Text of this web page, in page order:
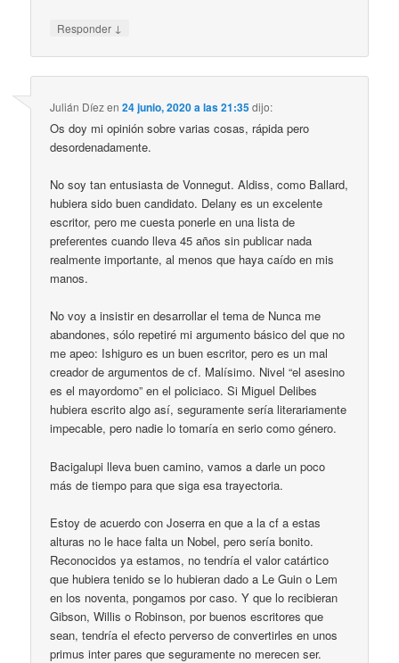
Responder ↓
Julián Díezen24 junio, 2020 a las 21:35dijo:
Os doy mi opinión sobre varias cosas, rápida pero
desordenadamente.
No soy tan entusiasta de Vonnegut. Aldiss, como Ballard,
hubiera sido buen candidato. Delany es un excelente
escritor, pero me cuesta ponerle en una lista de
preferentes cuando lleva 45 años sin publicar nada
realmente importante, al menos que haya caído en mis
manos.
No voy a insistir en desarrollar el tema de Nunca me
abandones, sólo repetiré mi argumento básico del que no
me apeo: Ishiguro es un buen escritor, pero es un mal
creador de argumentos de cf. Malísimo. Nivel “el asesino
es el mayordomo” en el policiaco. Si Miguel Delibes
hubiera escrito algo así, seguramente sería literariamente
impecable, pero nadie lo tomaría en serio como género.
Bacigalupi lleva buen camino, vamos a darle un poco
más de tiempo para que siga esa trayectoria.
Estoy de acuerdo con Joserra en que a la cf a estas
alturas no le hace falta un Nobel, pero sería bonito.
Reconocidos ya estamos, no tendría el valor catártico
que hubiera tenido se lo hubieran dado a Le Guin o Lem
en los noventa, pongamos por caso. Y que lo recibieran
Gibson, Willis o Robinson, por buenos escritores que
sean, tendría el efecto perverso de convertirles en unos
primus inter pares que seguramente no merecen ser.